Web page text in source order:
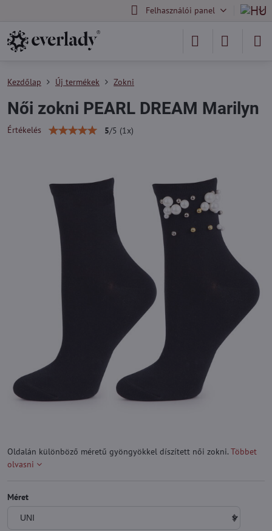
Felhasználói panel
Kezdőlap Új termékek Zokni
Női zokni PEARL DREAM Marilyn
Értékelés 5/5 (1 x)
Oldalán különböző méretű gyöngyökkel díszített női zokni. Többet
olvasni
Méret